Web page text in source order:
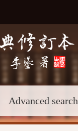
Advanced search